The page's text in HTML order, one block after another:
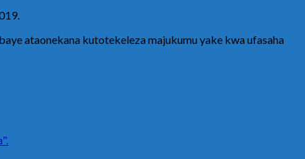
ataonekana kutotekeleza majukumu yake kwa ufasaha